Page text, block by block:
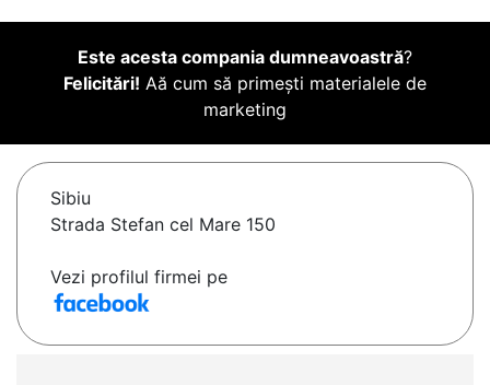
Este acesta compania dumneavoastră?
Felicitări! Aă cum să primești materialele de
marketing
Sibiu
Strada Stefan cel Mare 150
Vezi profilul firmei pe